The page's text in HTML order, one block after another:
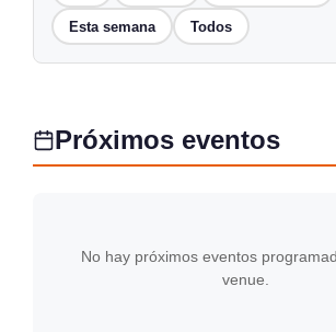
Esta semana Todos
Próximos eventos
No hay próximos eventos
venue.